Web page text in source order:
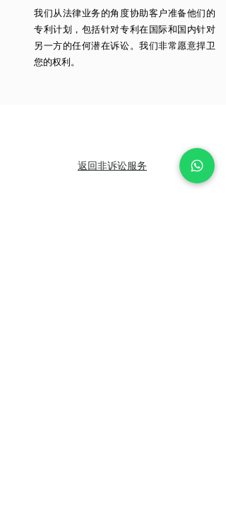
我们从法律业务的角度协助客户准备他们的
专利计划，包括针对专利在国际和国内针对
另一方的任何潜在诉讼。我们非常愿意捍卫
您的权利。
返回非诉讼服务